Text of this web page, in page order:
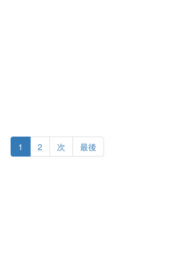
1 2 次 最後